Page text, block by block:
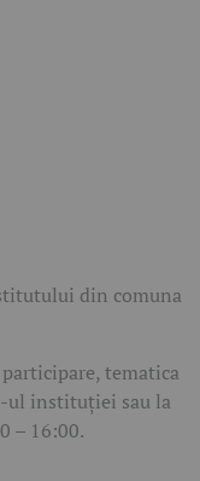
din comuna
tematica
ul instituției sau la
– 16:00.